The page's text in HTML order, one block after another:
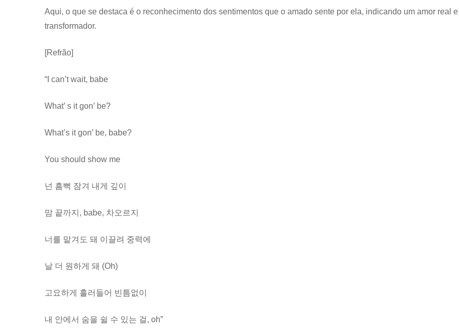
Aqui, o que se destaca é o reconhecimento dos sentimentos que o amado sente por ela, indicando um amor real e
transformador.
[Refrão]
“I can’t wait, babe
What’ s it gon’ be?
What’s it gon’ be, babe?
You should show me
넌 흠뻑 잠겨 내게 깊이
맘 끝까지, babe, 차오르지
너를 맡겨도 돼 이끌려 중력에
날 더 원하게 돼 (Oh)
고요하게 흘러들어 빈틈없이
내 안에서 숨을 쉴 수 있는 걸, oh”